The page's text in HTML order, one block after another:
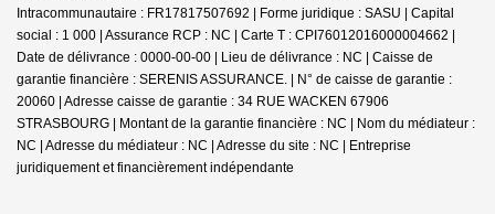
Intracommunautaire : FR17817507692 | Forme juridique : SASU | Capital
social : 1 000 | Assurance RCP : NC | Carte T : CPI76012016000004662 |
Date de délivrance : 0000-00-00 | Lieu de délivrance : NC | Caisse de
garantie financière : SERENIS ASSURANCE. | N° de caisse de garantie :
20060 | Adresse caisse de garantie : 34 RUE WACKEN 67906
STRASBOURG | Montant de la garantie financière : NC | Nom du médiateur :
NC | Adresse du médiateur : NC | Adresse du site : NC | Entreprise
juridiquement et financièrement indépendante